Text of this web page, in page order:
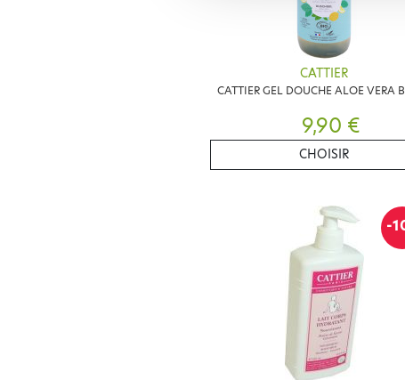
CATTIER
CATTIER GEL DOUCHE ALOE VERA
9,90 €
CHOISIR
-